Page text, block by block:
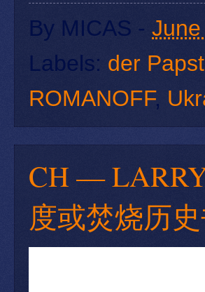
By MICAS -
Labels: der
ROMANOFF,
CH —
度或焚烧历